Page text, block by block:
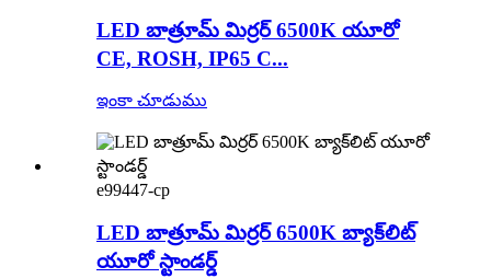
LED బాత్రూమ్ మిర్రర్ 6500K యూరో
CE, ROSH, IP65 C...
ఇంకా చూడుము
e99447-cp
LED బాత్రూమ్ మిర్రర్ 6500K బ్యాక్‌లిట్
యూరో స్టాండర్డ్